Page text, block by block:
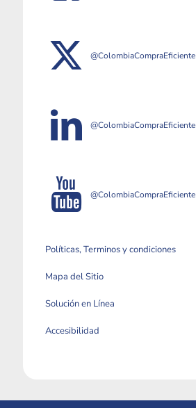
@ColombiaCompraEficiente
@ColombiaCompraEficiente
@ColombiaCompraEficiente
Políticas, Terminos y condiciones
Mapa del Sitio
Solución en Línea
Accesibilidad